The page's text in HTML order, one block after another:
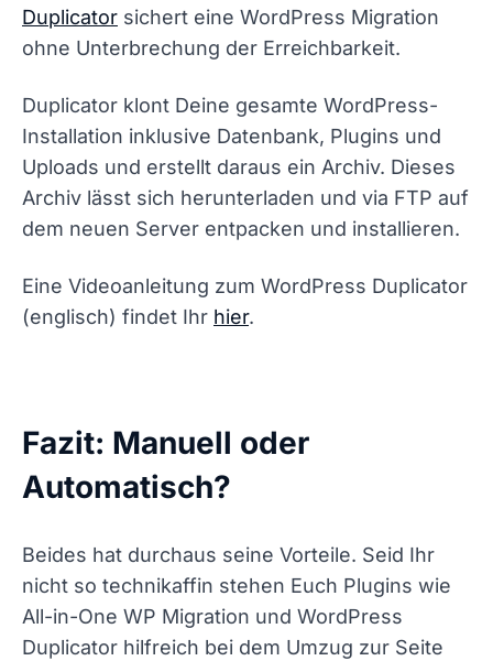
Duplicator sichert eine WordPress Migration
ohne Unterbrechung der Erreichbarkeit.
Duplicator klont Deine gesamte WordPress-
Installation inklusive Datenbank, Plugins und
Uploads und erstellt daraus ein Archiv. Dieses
Archiv lässt sich herunterladen und via FTP auf
dem neuen Server entpacken und installieren.
Eine Videoanleitung zum WordPress Duplicator
(englisch) findet Ihr hier.
Fazit: Manuell oder
Automatisch?
Beides hat durchaus seine Vorteile. Seid Ihr
nicht so technikaffin stehen Euch Plugins wie
All-in-One WP Migration und WordPress
Duplicator hilfreich bei dem Umzug zur Seite